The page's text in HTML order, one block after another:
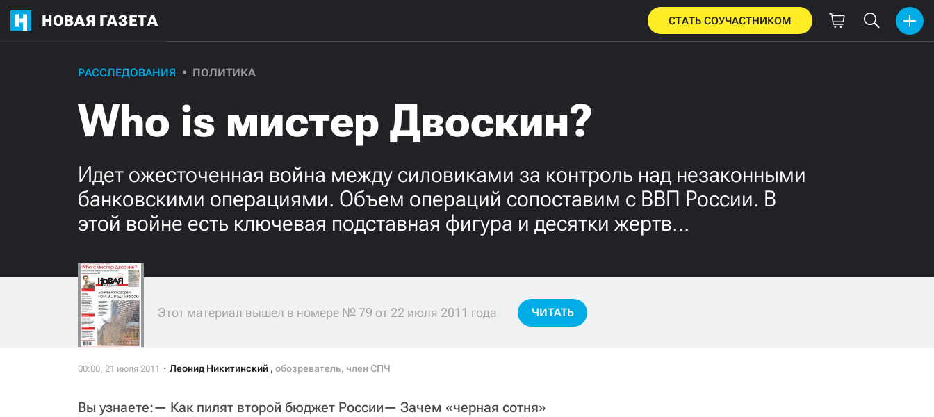
НОВАЯ ГАЗЕТА СТАТЬ СОУЧАСТНИКОМ
РАССЛЕДОВАНИЯ ПОЛИТИКА
Who is мистер Двоскин?
Идет ожесточенная война между силовиками за контроль над незаконными
банковскими операциями. Объем операций сопоставим с ВВП России. В
этой войне есть ключевая подставная фигура и десятки жертв…
Этот материал вышел в номере № 79 от 22 июля 2011 года ЧИТАТЬ
Леонид Никитинский , обозреватель, член СПЧ
Вы узнаете:— Как пилят второй бюджет России— Зачем «черная сотня»